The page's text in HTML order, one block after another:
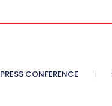
PRESS CONFERENCE